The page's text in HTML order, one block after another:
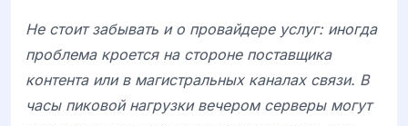
Не стоит забывать и о провайдере услуг: иногда
проблема кроется на стороне поставщика
контента или в магистральных каналах связи. В
часы пиковой нагрузки вечером серверы могут